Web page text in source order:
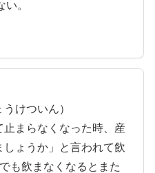
。
けついん）
まらなくなった時、産
ょうか」と言われて飲
でも飲まなくなるとまた